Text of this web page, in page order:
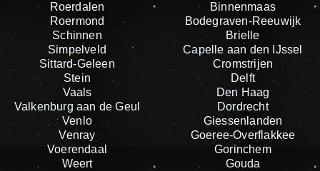
Roerdalen
Roermond
Schinnen
Simpelveld
Sittard-Geleen
Stein
Vaals
Valkenburg aan de Geul
Venlo
Venray
Voerendaal
Weert
Binnenmaas
Bodegraven-Reeuwijk
Brielle
Capelle aan den IJssel
Cromstrijen
Delft
Den Haag
Dordrecht
Giessenlanden
Goeree-Overflakkee
Gorinchem
Gouda